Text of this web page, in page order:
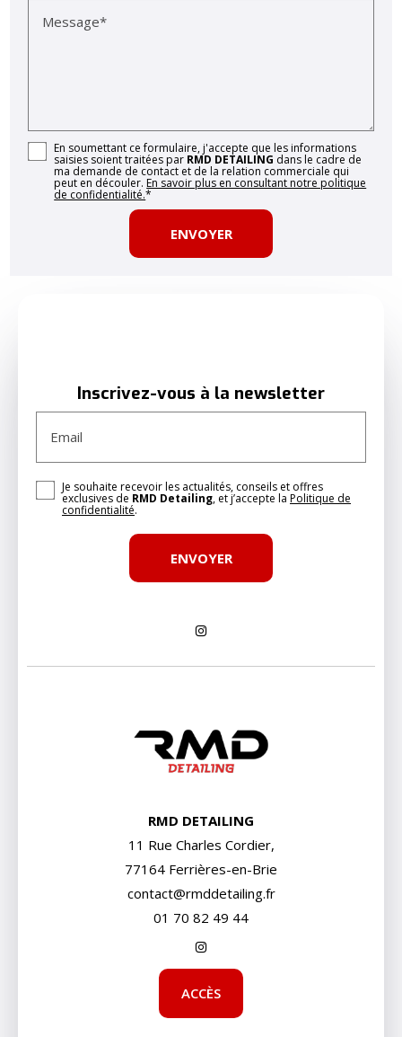
Message*
En soumettant ce formulaire, j'accepte que les informations
saisies soient traitées par RMD DETAILING dans le cadre de
ma demande de contact et de la relation commerciale qui
peut en découler.En savoir plus en consultant notre politique
de confidentialité.*
Inscrivez-vous à la newsletter
Email
Je souhaite recevoir les actualités, conseils et offres
exclusives de RMD Detailing, et j’accepte la Politique de
confidentialité.
RMD DETAILING
11 Rue Charles Cordier,
77164 Ferrières-en-Brie
contact@rmddetailing.fr
01 70 82 49 44
ACCÈS